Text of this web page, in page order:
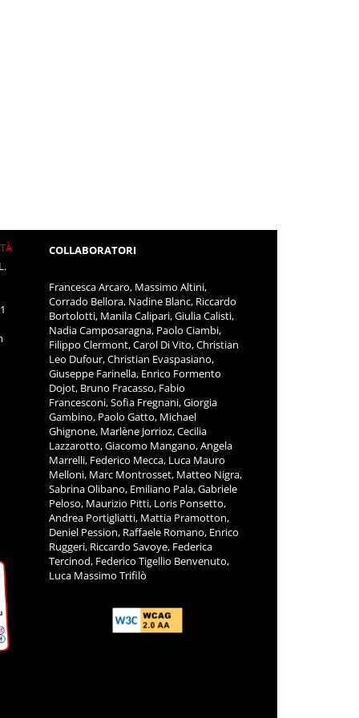
COLLABORATORI
Francesca Arcaro, Massimo Altini,
Corrado Bellora, Nadine Blanc, Riccardo
Bortolotti, Manila Calipari, Giulia Calisti,
Nadia Camposaragna, Paolo Ciambi,
Filippo Clermont, Carol Di Vito, Christian
Leo Dufour, Christian Evaspasiano,
Giuseppe Farinella, Enrico Formento
Francesconi, Sofia Fregnani, Giorgia
Gambino, Paolo Gatto, Michael